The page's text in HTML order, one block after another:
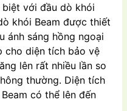
với đầu dò khói
khói Beam được thiết
ánh sáng hồng ngoại
cho diện tích bảo vệ
lên rất nhiều lần so
thường. Diện tích
có thể lên đến